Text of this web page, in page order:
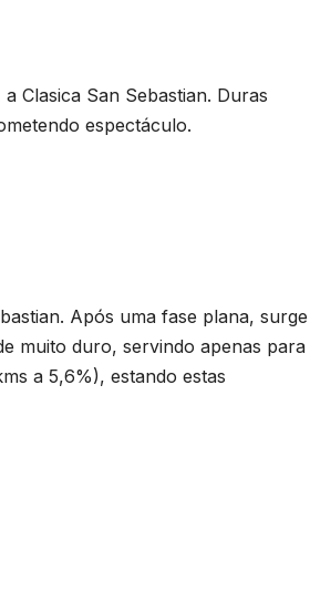
Clasica San Sebastian. Duras
espectáculo.
Após uma fase plana, surge
muito duro, servindo apenas para
a 5,6%), estando estas